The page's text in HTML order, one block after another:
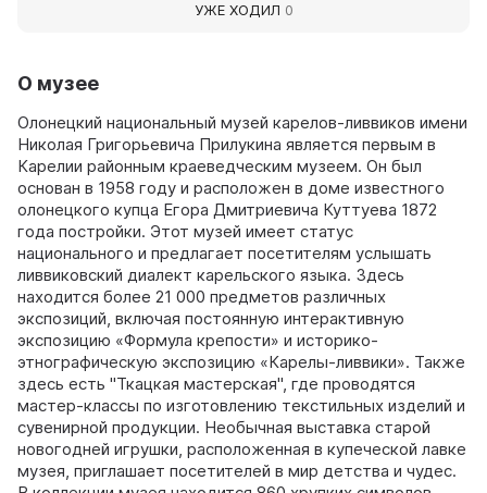
О музее
Олонецкий национальный музей карелов-ливвиков имени
Николая Григорьевича Прилукина является первым в
Карелии районным краеведческим музеем. Он был
основан в 1958 году и расположен в доме известного
олонецкого купца Егора Дмитриевича Куттуева 1872
года постройки. Этот музей имеет статус
национального и предлагает посетителям услышать
ливвиковский диалект карельского языка. Здесь
находится более 21 000 предметов различных
экспозиций, включая постоянную интерактивную
экспозицию «Формула крепости» и историко-
этнографическую экспозицию «Карелы-ливвики». Также
здесь есть "Ткацкая мастерская", где проводятся
мастер-классы по изготовлению текстильных изделий и
сувенирной продукции. Необычная выставка старой
новогодней игрушки, расположенная в купеческой лавке
музея, приглашает посетителей в мир детства и чудес.
УЖЕ ХОДИЛ 0